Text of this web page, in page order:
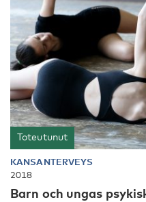
Toteutunut
KANSANTERVEYS
2018
Barn och ungas